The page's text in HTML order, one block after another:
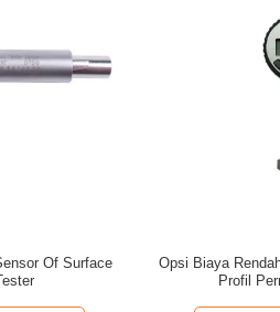
Of Surface
Opsi Biaya
Profil